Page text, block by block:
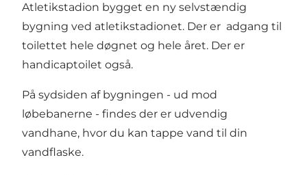
Atletikstadion bygget en ny selvstændig
bygning ved atletikstadionet. Der er adgang til
toilettet hele døgnet og hele året. Der er
handicaptoilet også.
På sydsiden af bygningen - ud mod
løbebanerne - findes der er udvendig
vandhane, hvor du kan tappe vand til din
vandflaske.